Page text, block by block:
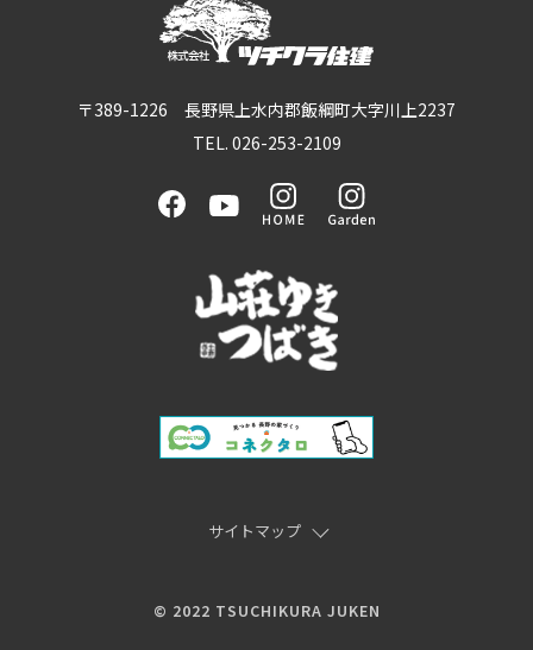
〒389-1226 長野県上水内郡飯綱町大字川上2237
TEL. 026-253-2109
サイトマップ
© 2022 TSUCHIKURA JUKEN